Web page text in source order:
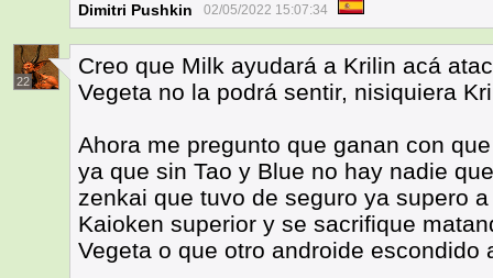
Dimitri Pushkin 02/05/2022 15:07:34
22
Creo que Milk ayudará a Krilin acá
Vegeta no la podrá sentir, nisiquiera
Ahora me pregunto que ganan con
ya que sin Tao y Blue no hay nadie
zenkai que tuvo de seguro ya supero
Kaioken superior y se sacrifique
Vegeta o que otro androide escondido